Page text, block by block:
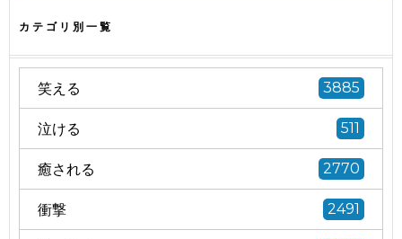
カテゴリ別一覧
笑える 3885
泣ける 511
癒される 2770
衝撃 2491